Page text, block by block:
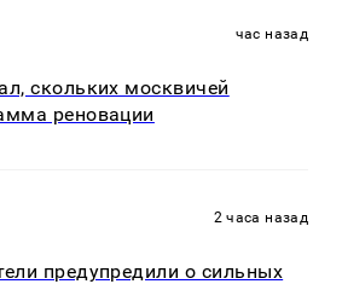
час назад
скольких москвичей
реновации
2 часа назад
предупредили о сильных